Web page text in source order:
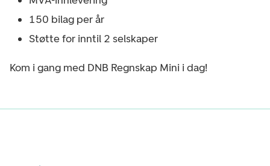
150 bilag per år
Støtte for inntil 2 selskaper
Kom i gang med DNB Regnskap Mini i dag!